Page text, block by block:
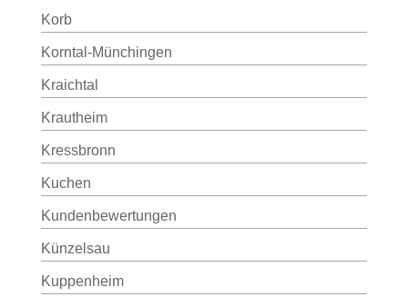
Korb
Korntal-Münchingen
Kraichtal
Krautheim
Kressbronn
Kuchen
Kundenbewertungen
Künzelsau
Kuppenheim